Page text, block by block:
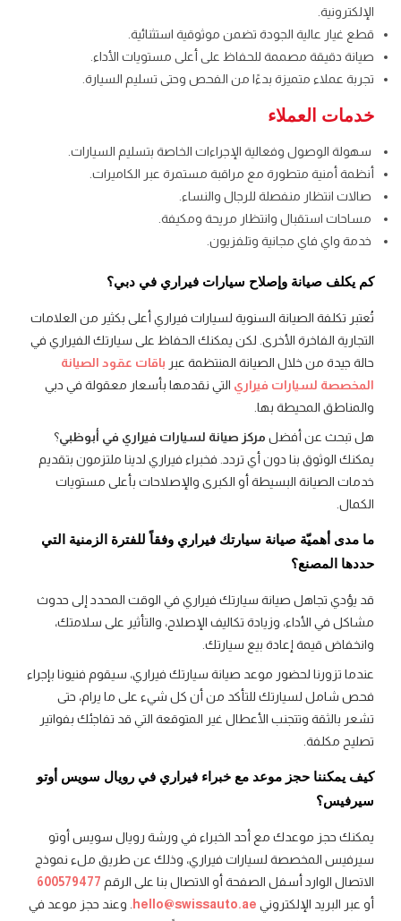
الإلكترونية.
قطع غيار عالية الجودة تضمن موثوقية استثنائية.
صيانة دقيقة مصممة للحفاظ على أعلى مستويات الأداء.
تجربة عملاء متميزة بدءًا من الفحص وحتى تسليم السيارة.
خدمات العملاء
سهولة الوصول وفعالية الإجراءات الخاصة بتسليم السيارات.
أنظمة أمنية متطورة مع مراقبة مستمرة عبر الكاميرات.
صالات انتظار منفصلة للرجال والنساء.
مساحات استقبال وانتظار مريحة ومكيفة.
خدمة واي فاي مجانية وتلفزيون.
كم يكلف صيانة وإصلاح سيارات فيراري في دبي؟
تُعتبر تكلفة الصيانة السنوية لسيارات فيراري أعلى بكثير من العلامات
التجارية الفاخرة الأخرى. لكن يمكنك الحفاظ على سيارتك الفيراري في
حالة جيدة من خلال الصيانة المنتظمة عبر باقات عقود الصيانة
المخصصة لسيارات فيراري التي نقدمها بأسعار معقولة في دبي
والمناطق المحيطة بها.
هل تبحث عن أفضل مركز صيانة لسيارات فيراري في أبوظبي؟
يمكنك الوثوق بنا دون أي تردد. فخبراء فيراري لدينا ملتزمون بتقديم
خدمات الصيانة البسيطة أو الكبرى والإصلاحات بأعلى مستويات
الكمال.
ما مدى أهميّة صيانة سيارتك فيراري وفقاً للفترة الزمنية التي
حددها المصنع؟
قد يؤدي تجاهل صيانة سيارتك فيراري في الوقت المحدد إلى حدوث
مشاكل في الأداء، وزيادة تكاليف الإصلاح، والتأثير على سلامتك،
وانخفاض قيمة إعادة بيع سيارتك.
عندما تزورنا لحضور موعد صيانة سيارتك فيراري، سيقوم فنيونا بإجراء
فحص شامل لسيارتك للتأكد من أن كل شيء على ما يرام، حتى
تشعر بالثقة وتتجنب الأعطال غير المتوقعة التي قد تفاجئك بفواتير
تصليح مكلفة.
كيف يمكننا حجز موعد مع خبراء فيراري في رويال سويس أوتو
سيرفيس؟
يمكنك حجز موعدك مع أحد الخبراء في ورشة رويال سويس أوتو
سيرفيس المخصصة لسيارات فيراري، وذلك عن طريق ملء نموذج
الاتصال الوارد أسفل الصفحة أو الاتصال بنا على الرقم 600579477
أو عبر البريد الإلكتروني hello@swissauto.ae
. وعند حجز موعد في